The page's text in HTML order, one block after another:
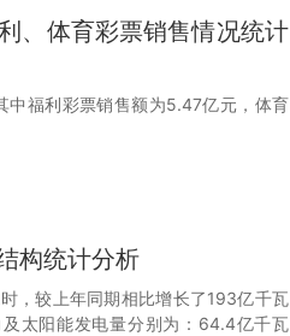
、体育彩票销售情况统计
福利彩票销售额为5.47亿元，体育
构统计分析
，较上年同期相比增长了193亿千瓦
太阳能发电量分别为：64.4亿千瓦